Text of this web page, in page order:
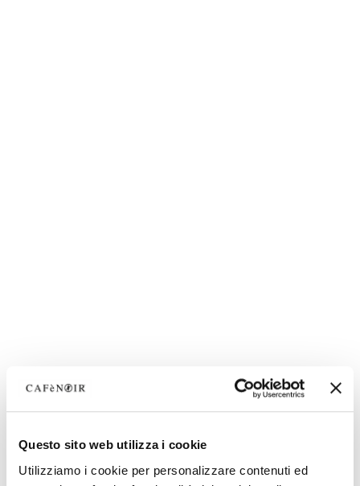
Questo sito web utilizza i cookie
Utilizziamo i cookie per personalizzare contenuti ed